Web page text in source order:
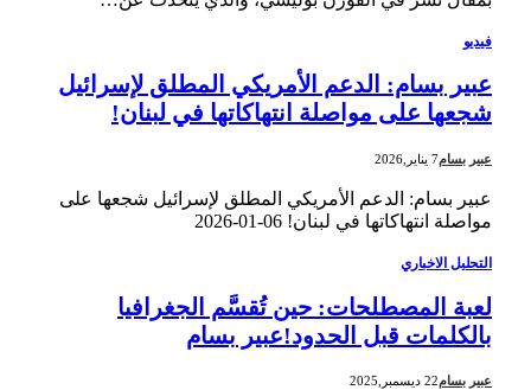
فيديو
عبير بسام: الدعم الأمريكي المطلق لإسرائيل
شجعها على مواصلة انتهاكاتها في لبنان!
عبير بسام7 يناير,2026
عبير بسام: الدعم الأمريكي المطلق لإسرائيل شجعها على
مواصلة انتهاكاتها في لبنان! ‎2026-‎01-‎06
التحليل الاخباري
لعبة المصطلحات: حين تُقسَّم الجغرافيا
بالكلمات قبل الحدود!عبير بسام
عبير بسام22 ديسمبر,2025